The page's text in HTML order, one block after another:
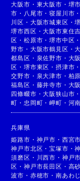
大阪市 ・ 東大阪市 ・ 堺市
市 ・ 八尾市 ・寝屋川市
川区 ・ 大阪市城東区 ・
堺市西区 ・大阪市東住
区 ・松原市 ・堺市中区
野市 ・ 大阪市鶴見区 ・
都島区 ・ 泉佐野市 ・ 大
区 ・堺市東区 ・摂津市
交野市 ・ 泉大津市 ・ 柏
福島区 ・ 藤井寺市 ・ 大
四條畷市 ・大阪狭山市 ・
町 ・忠岡町 ・岬町 ・ 河
兵庫県
姫路市 ・ 神戸市 ・ 西宮市
神戸市北区 ・宝塚市 ・
須磨区 ・ 川西市 ・ 神戸
区 ・神戸市長田区 ・ 高
波市 ・ 赤穂市 ・南あわ